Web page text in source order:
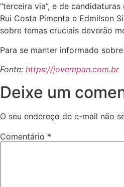
“terceira via”, e de
Rui Costa Pimenta e Edmilson
sobre temas cruciais deverão
Para se manter informado
Fonte: https://jovempan.com.br
Deixe um
O seu endereço de e-mail não
Comentário *